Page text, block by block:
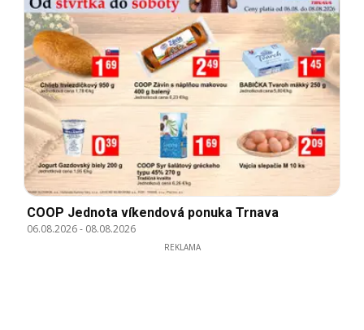
COOP Jednota víkendová ponuka Trnava
06.08.2026- 08.08.2026
REKLAMA